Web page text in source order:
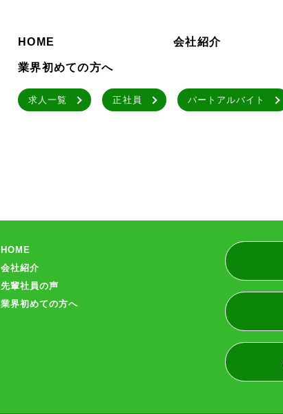
HOME 会社紹介
業界初めての方へ
求人一覧 正社員 パートアルバイト
HOME
会社紹介
先輩社員の声
業界初めての方へ